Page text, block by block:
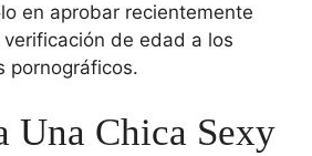
en aprobar recientemente
de edad a los
pornográficos.
Una Chica Sexy